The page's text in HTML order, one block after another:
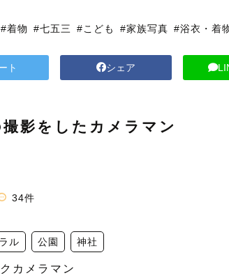
#着物 #七五三 #こども #家族写真 #浴衣・着
ト シェア
撮影をしたカメラマン
34件
ル 公園 神社
カメラマン